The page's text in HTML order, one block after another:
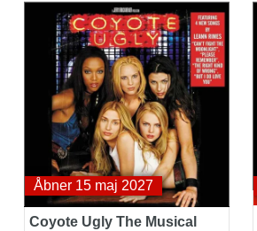
Coyote Ugly The Musical
Åbner 15 maj 2027
Coyote Ugly The Musical